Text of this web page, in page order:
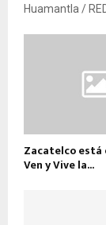
Huamantla /
Zacatelco está
Ven y Vive la...